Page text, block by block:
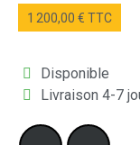
1 200,00 € TTC
Disponible
Livraison 4-7